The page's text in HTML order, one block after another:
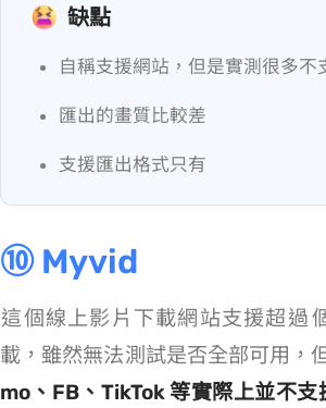
缺點
自稱支援 60 網站，但是實測很多不
匯出的畫質比較差
支援匯出格式只有 MP4
⑩ Myvid
這個線上影片下載網站支援超過
載，雖然無法測試是否全部可用，
mo、FB、TikTok 等實際上並不支